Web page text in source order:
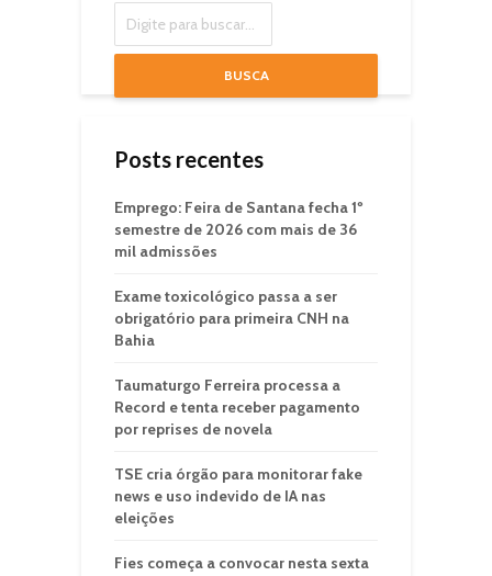
BUSCA
Posts recentes
Emprego: Feira de Santana fecha 1º
semestre de 2026 com mais de 36
mil admissões
Exame toxicológico passa a ser
obrigatório para primeira CNH na
Bahia
Taumaturgo Ferreira processa a
Record e tenta receber pagamento
por reprises de novela
TSE cria órgão para monitorar fake
news e uso indevido de IA nas
eleições
Fies começa a convocar nesta sexta